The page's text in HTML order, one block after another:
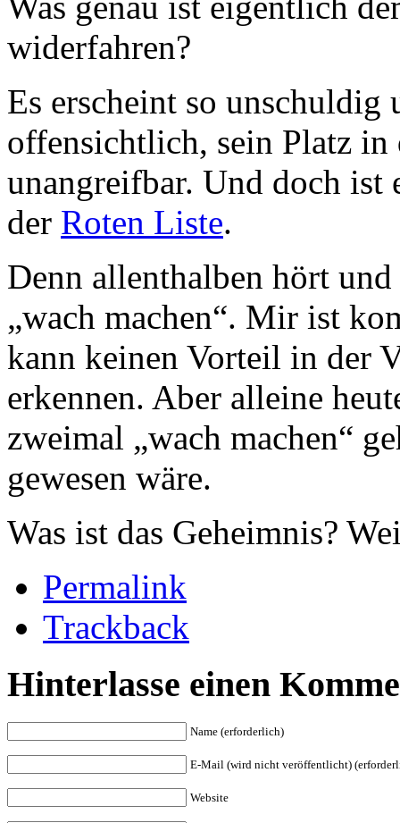
widerfahren?
Es erscheint so unschuldig
offensichtlich, sein Platz in
unangreifbar. Und doch ist
der Roten Liste.
Denn allenthalben hört
„wach machen“. Mir ist
kann keinen Vorteil in der
erkennen. Aber alleine
zweimal „wach machen“
gewesen wäre.
Was ist das Geheimnis?
Permalink
Trackback
Hinterlasse einen
Name (erforderlich)
E-Mail (wird nicht veröffentlicht)
Website